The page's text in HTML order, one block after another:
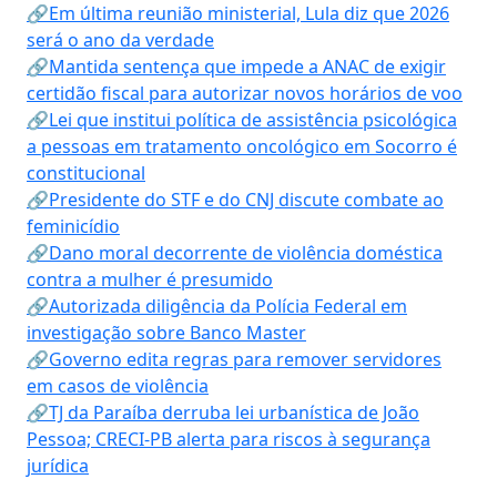
🔗Em última reunião ministerial, Lula diz que 2026
será o ano da verdade
🔗Mantida sentença que impede a ANAC de exigir
certidão fiscal para autorizar novos horários de voo
🔗Lei que institui política de assistência psicológica
a pessoas em tratamento oncológico em Socorro é
constitucional
🔗Presidente do STF e do CNJ discute combate ao
feminicídio
🔗Dano moral decorrente de violência doméstica
contra a mulher é presumido
🔗Autorizada diligência da Polícia Federal em
investigação sobre Banco Master
🔗Governo edita regras para remover servidores
em casos de violência
🔗TJ da Paraíba derruba lei urbanística de João
Pessoa; CRECI-PB alerta para riscos à segurança
jurídica